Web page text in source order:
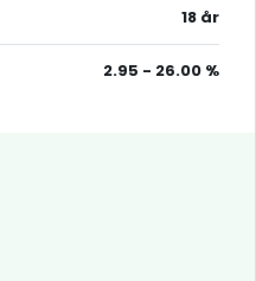
18 år
2.95 - 26.00 %